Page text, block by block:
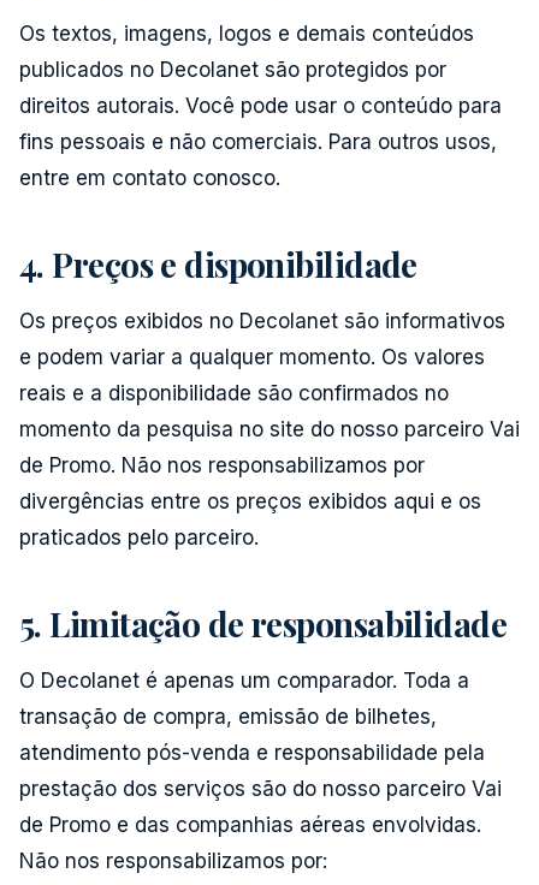
Os textos, imagens, logos e demais conteúdos
publicados no Decolanet são protegidos por
direitos autorais. Você pode usar o conteúdo para
fins pessoais e não comerciais. Para outros usos,
entre em contato conosco.
4. Preços e disponibilidade
Os preços exibidos no Decolanet são informativos
e podem variar a qualquer momento. Os valores
reais e a disponibilidade são confirmados no
momento da pesquisa no site do nosso parceiro Vai
de Promo. Não nos responsabilizamos por
divergências entre os preços exibidos aqui e os
praticados pelo parceiro.
5. Limitação de responsabilidade
O Decolanet é apenas um comparador. Toda a
transação de compra, emissão de bilhetes,
atendimento pós-venda e responsabilidade pela
prestação dos serviços são do nosso parceiro Vai
de Promo e das companhias aéreas envolvidas.
Não nos responsabilizamos por: